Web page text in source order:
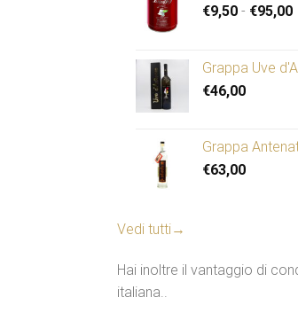
€9,50 - €95,00
Grappa Uve
€46,00
Grappa
€63,00
Vedi tutti→
Hai inoltre il vantaggio di
italiana..